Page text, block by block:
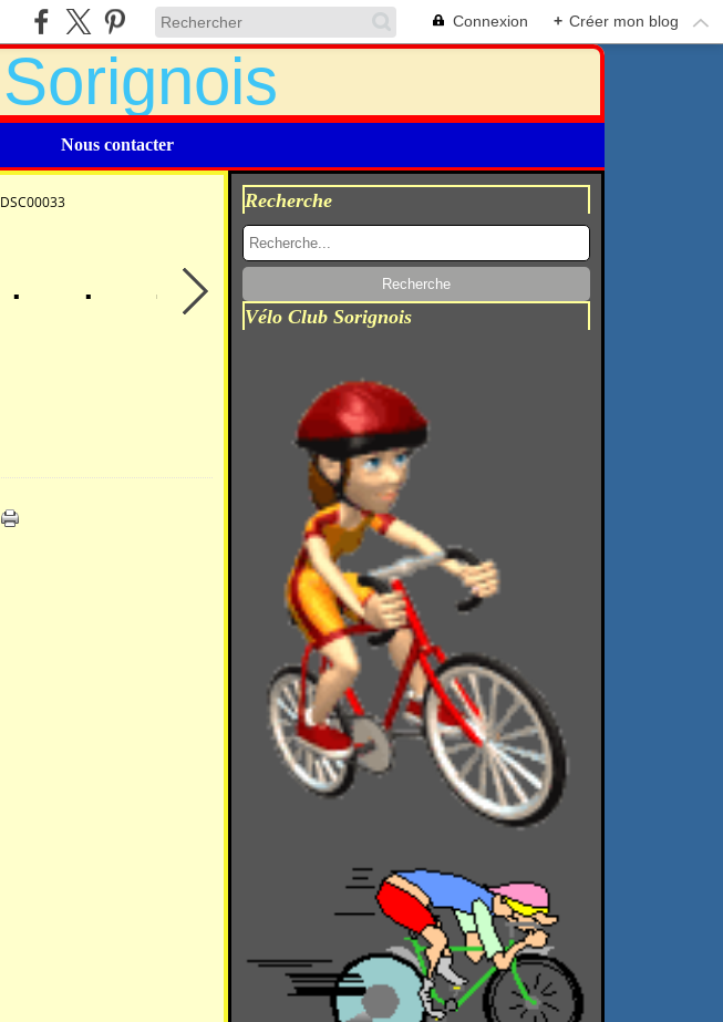
Connexion + Créer mon blog
Nous contacter
DSC00033
Recherche
Vélo Club Sorignois